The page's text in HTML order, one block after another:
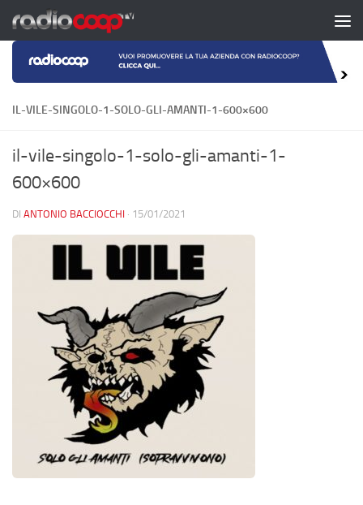
Salta al contenuto
IL-VILE-SINGOLO-1-SOLO-GLI-AMANTI-1-600×600
il-vile-singolo-1-solo-gli-amanti-1-
600×600
DI ANTONIO BACCIOCCHI · 15/01/2021